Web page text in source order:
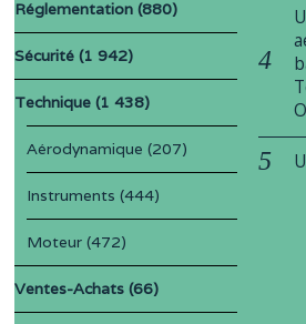
Réglementation (880)
Sécurité (1 942)
Technique (1 438)
Aérodynamique (207)
Instruments (444)
Moteur (472)
Ventes-Achats (66)